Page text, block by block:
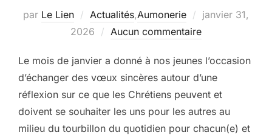
par Le Lien Actualités,Aumonerie
Publié
janvier 31,
2026
Aucun commentaire
Le mois de janvier a donné à nos jeunes l’occasion
d’échanger des vœux sincères autour d’une
réflexion sur ce que les Chrétiens peuvent et
doivent se souhaiter les uns pour les autres au
milieu du tourbillon du quotidien pour chacun(e) et